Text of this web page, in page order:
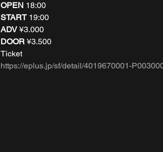
OPEN 18:00
START 19:00
ADV ¥3.000
DOOR ¥3.500
Ticket
https://eplus.jp/sf/detail/4019670001-